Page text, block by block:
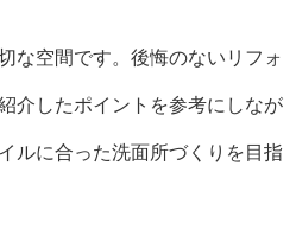
な空間です。後悔のないリフォ
介したポイントを参考にしなが
ルに合った洗面所づくりを目指